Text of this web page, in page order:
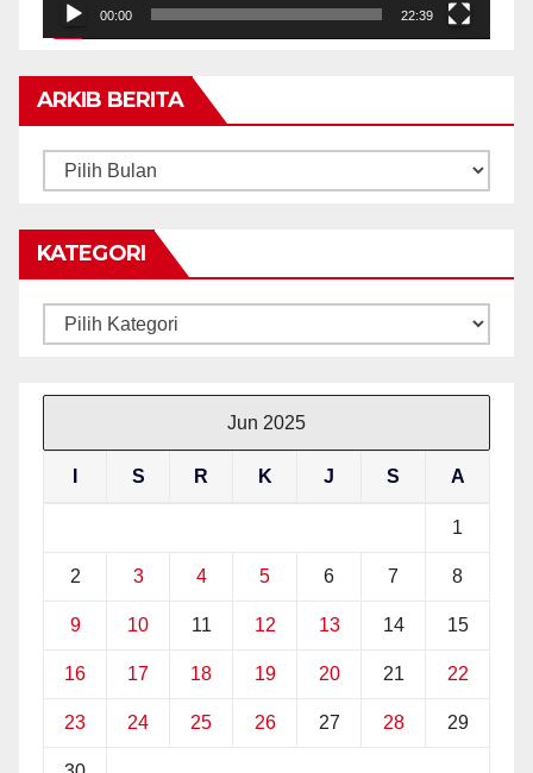
00:00 22:39
ARKIB BERITA
ARKIB
KATEGORI
Kategori
Jun 2025
S R K J S A
1
2 3 4 5 6 7 8
9 10 11 12 13 14 15
16 17 18 19 20 21 22
23 24 25 26 27 28 29